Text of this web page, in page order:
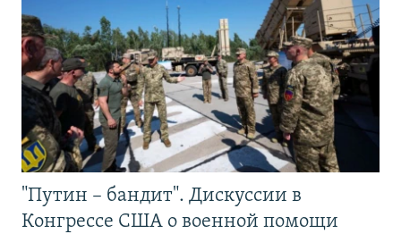
"Путин – бандит". Дискуссии в
Конгрессе США о военной помощи